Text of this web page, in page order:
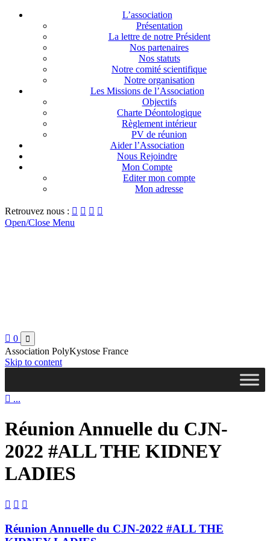
L’association
Présentation
La lettre de notre Président
Nos partenaires
Nos statuts
Notre comité scientifique
Notre organisation
Les Missions de l’Association
Objectifs
Charte Déontologique
Règlement intérieur
PV de réunion
Aider l’Association
Nous Rejoindre
Mon Compte
Editer mon compte
Mon adresse
Retrouvez nous :    
Open/Close Menu
 0 
Association PolyKystose France
Skip to content
 ...
Réunion Annuelle du CJN-
2022 #ALL THE KIDNEY
LADIES
  
Réunion Annuelle du CJN-2022 #ALL THE